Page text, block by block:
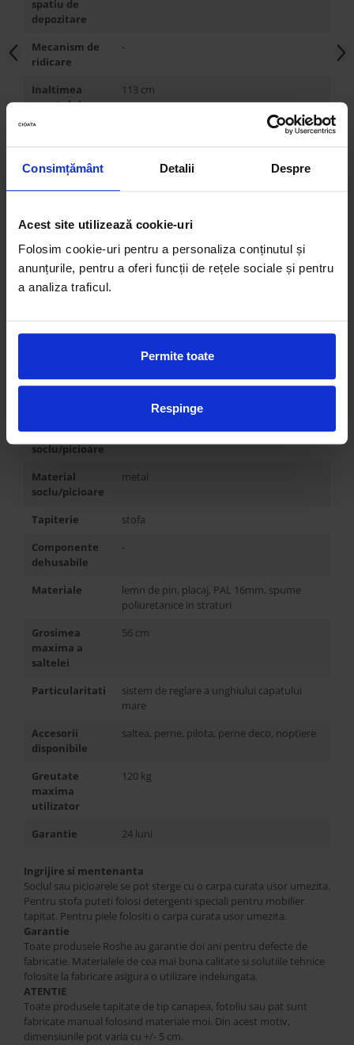
Consimțământ Detalii Despre
Acest site utilizează cookie-uri
Folosim cookie-uri pentru a personaliza conținutul și
anunțurile, pentru a oferi funcții de rețele sociale și pentru
a analiza traficul.
Permite toate
Respinge
spatiu de
depozitare
Mecanism de
ridicare
-
Inaltimea
capatului
mare
113 cm
Grosimea
capatului
14 cm
lateralelor
Grosimea
lateralelor
8 cm
Inaltimea
Grosimea
8 cm
Caderea
7 cm
Inaltime
soclu/picioare
18 cm
Material
soclu/picioare
metal
Tapiterie
stofa
Componente
dehusabile
-
Materiale
lemn de pin, placaj, PAL 16mm, spume
poliuretanice in straturi
Grosimea
maxima a
saltelei
56 cm
Particularitati
sistem de reglare a unghiului capatului
mare
Accesorii
disponibile
saltea, perne, pilota, perne deco, noptiere
Greutate
maxima
utilizator
120 kg
Garantie 24 luni
Ingrijire si mentenanta
Soclul sau picioarele se pot sterge cu o carpa curata usor umezita.
Pentru stofa puteti folosi detergenti speciali pentru mobilier
tapitat. Pentru piele folositi o carpa curata usor umezita.
Garantie
Toate produsele Roshe au garantie doi ani pentru defecte de
fabricatie. Materialele de cea mai buna calitate si solutiile tehnice
folosite la fabricare asigura o utilizare indelungata.
ATENTIE
Toate produsele tapitate de tip canapea, fotoliu sau pat sunt
fabricate manual folosind materiale moi. Din acest motiv,
dimensiunile pot varia cu +/- 5 cm.